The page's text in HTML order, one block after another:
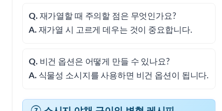
Q.재가열할 때 주의할 점은 무엇인가요?
A.재가열 시 고르게 데우는 것이 중요합니다.
Q.비건 옵션은 어떻게 만들 수 있나요?
A.식물성 소시지를 사용하면 비건 옵션이 됩니다.